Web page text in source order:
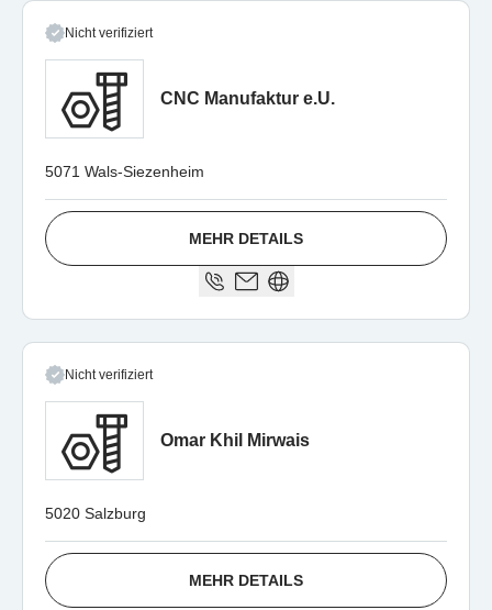
Nicht verifiziert
CNC Manufaktur e.U.
5071 Wals-Siezenheim
MEHR DETAILS
Nicht verifiziert
Omar Khil Mirwais
5020 Salzburg
MEHR DETAILS